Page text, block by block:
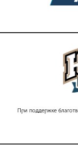
При поддержке